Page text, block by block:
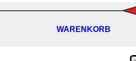
WARENKORB